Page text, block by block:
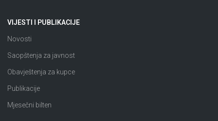
VIJESTI I PUBLIKACIJE
Novosti
Saopštenja za javnost
Obavještenja za kupce
Publikacije
Mjesečni bilten